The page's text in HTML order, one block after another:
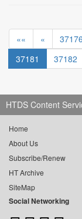
«« « 37176
37181
37182
HTDS Content
Home
About Us
Subscribe/Renew
HT Archive
SiteMap
Social Networking